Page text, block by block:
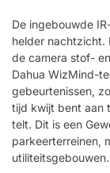
De ingebouwde
helder nachtzicht.
de camera stof-
Dahua WizMind-
gebeurtenissen,
tijd kwijt bent aan
telt. Dit is een
parkeerterreinen,
utiliteitsgebouwen.